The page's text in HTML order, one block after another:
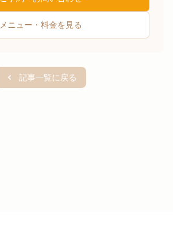
メニュー・料金を見る
記事一覧に戻る